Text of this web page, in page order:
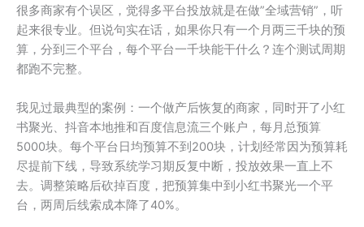
很多商家有个误区，觉得多平台投放就是在做”全域营销”，听
起来很专业。但说句实在话，如果你只有一个月两三千块的预
算，分到三个平台，每个平台一千块能干什么？连个测试周期
都跑不完整。
我见过最典型的案例：一个做产后恢复的商家，同时开了小红
书聚光、抖音本地推和百度信息流三个账户，每月总预算
5000块。每个平台日均预算不到200块，计划经常因为预算耗
尽提前下线，导致系统学习期反复中断，投放效果一直上不
去。调整策略后砍掉百度，把预算集中到小红书聚光一个平
台，两周后线索成本降了40%。